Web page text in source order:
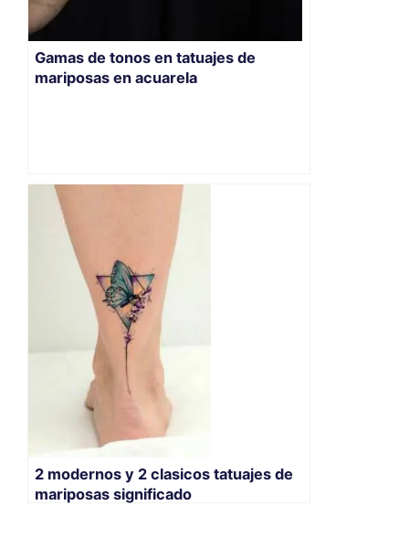
Gamas de tonos en tatuajes de
mariposas en acuarela
2 modernos y 2 clasicos tatuajes de
mariposas significado